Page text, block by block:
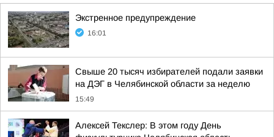
Экстренное предупреждение
16:01
Свыше 20 тысяч избирателей подали заявки
на ДЭГ в Челябинской области за неделю
15:49
Алексей Текслер: В этом году День